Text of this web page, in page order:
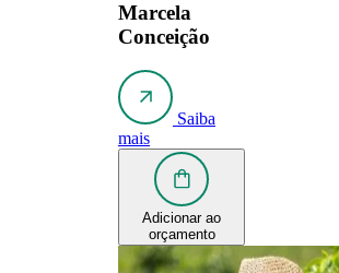
Marcela
Conceição
Saiba
mais
Adicionar ao
orçamento